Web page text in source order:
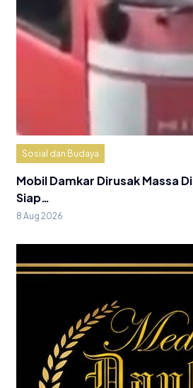
Sosial dan Budaya
Mobil Damkar Dirusak Massa
Siap…
8 Aug 2026